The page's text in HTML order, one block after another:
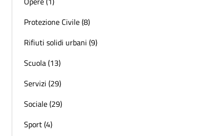
Protezione Civile (8)
Rifiuti solidi urbani (9)
Scuola (13)
Servizi (29)
Sociale (29)
Sport (4)